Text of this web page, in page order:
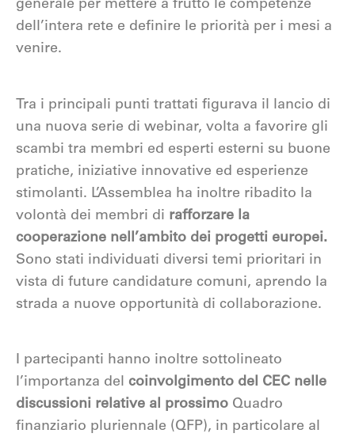
generale per mettere a frutto le competenze
dell’intera rete e definire le priorità per i mesi a
venire.
Tra i principali punti trattati figurava il lancio di
una nuova serie di webinar, volta a favorire gli
scambi tra membri ed esperti esterni su buone
pratiche, iniziative innovative ed esperienze
stimolanti. L’Assemblea ha inoltre ribadito la
volontà dei membri di rafforzare la
cooperazione nell’ambito dei progetti europei.
Sono stati individuati diversi temi prioritari in
vista di future candidature comuni, aprendo la
strada a nuove opportunità di collaborazione.
I partecipanti hanno inoltre sottolineato
l’importanza del coinvolgimento del CEC nelle
discussioni relative al prossimo Quadro
finanziario pluriennale (QFP), in particolare al